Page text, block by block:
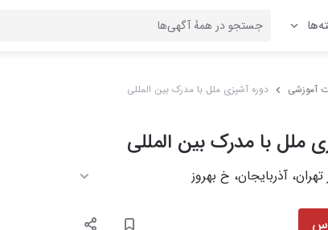
آموزشی دوره آشپزی ملل با مدرک بین المللی
ملل با مدرک بین المللی